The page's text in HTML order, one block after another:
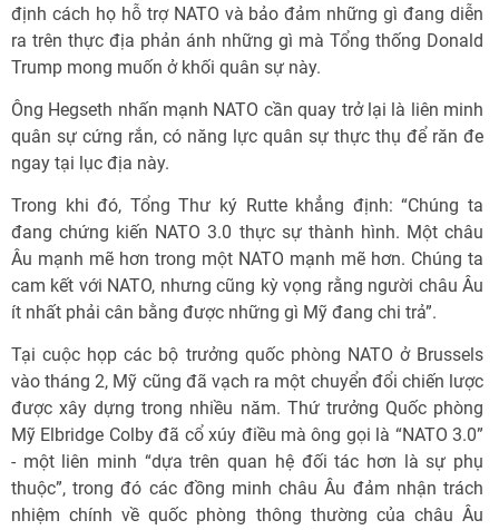
định cách họ hỗ trợ NATO và bảo đảm những gì đang diễn
ra trên thực địa phản ánh những gì mà Tổng thống Donald
Trump mong muốn ở khối quân sự này.
Ông Hegseth nhấn mạnh NATO cần quay trở lại là liên minh
quân sự cứng rắn, có năng lực quân sự thực thụ để răn đe
ngay tại lục địa này.
Trong khi đó, Tổng Thư ký Rutte khẳng định: “Chúng ta
đang chứng kiến NATO 3.0 thực sự thành hình. Một châu
Âu mạnh mẽ hơn trong một NATO mạnh mẽ hơn. Chúng ta
cam kết với NATO, nhưng cũng kỳ vọng rằng người châu Âu
ít nhất phải cân bằng được những gì Mỹ đang chi trả”.
Tại cuộc họp các bộ trưởng quốc phòng NATO ở Brussels
vào tháng 2, Mỹ cũng đã vạch ra một chuyển đổi chiến lược
được xây dựng trong nhiều năm. Thứ trưởng Quốc phòng
Mỹ Elbridge Colby đã cổ xúy điều mà ông gọi là “NATO 3.0”
- một liên minh “dựa trên quan hệ đối tác hơn là sự phụ
thuộc”, trong đó các đồng minh châu Âu đảm nhận trách
nhiệm chính về quốc phòng thông thường của châu Âu